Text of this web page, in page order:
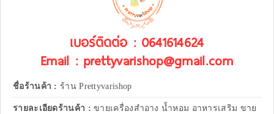
เบอร์ติดต่อ : 0641614624
Email : prettyvarishop@gmail.com
ชื่อร้านค้า : ร้าน Prettyvarishop
รายละเอียดร้านค้า :ขายเครื่องสำอาง น้ำหอม อาหารเสริม ขาย